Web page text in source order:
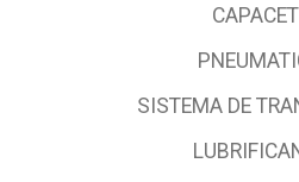
SISTEMA DE